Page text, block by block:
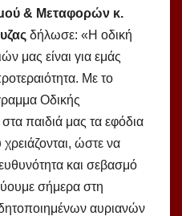
& Μεταφορών κ.
δήλωσε: «Η οδική
μας είναι για εμάς
Με το
Οδικής
παιδιά μας τα εφόδια
ώστε να
και σεβασμό
σήμερα στη
αυριανών